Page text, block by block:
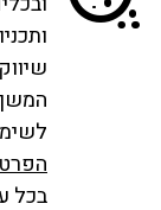
לקוחות
הנחיית
רשות
לפנות
לפי חוקבכל